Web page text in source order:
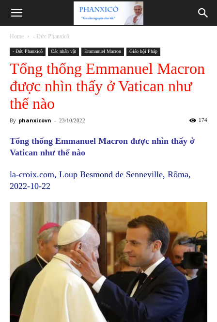
Phanxicô
Home - Đức Phanxicô
- Đức Phanxicô Các nhân vật Emmanuel Macron Giáo hội Pháp
Tổng thống Emmanuel Macron
được nhìn thấy ở Vatican như
thế nào
By phanxicovn - 23/10/2022 174
Tổng thống Emmanuel Macron được nhìn thấy ở
Vatican như thế nào
la-croix.com, Loup Besmond de Senneville, Rôma,
2022-10-22